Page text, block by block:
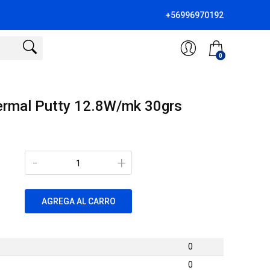
+56996970192
0
Putty 12.8W/mk 30grs
+
-
AGREGA AL CARRO
0
0